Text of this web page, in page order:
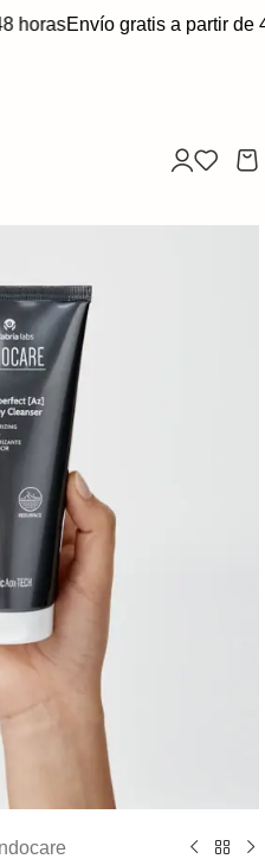
horasEnvío gratis a partir de